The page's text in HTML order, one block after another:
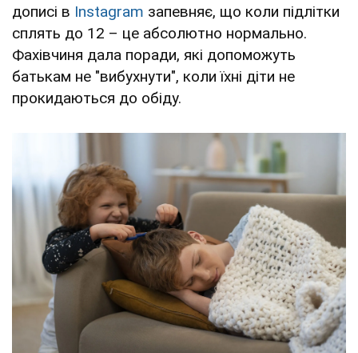
дописі в Instagram запевняє, що коли підлітки
сплять до 12 – це абсолютно нормально.
Фахівчиня дала поради, які допоможуть
батькам не "вибухнути", коли їхні діти не
прокидаються до обіду.